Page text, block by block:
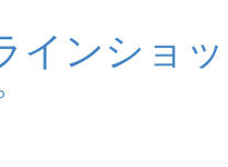
インショッ